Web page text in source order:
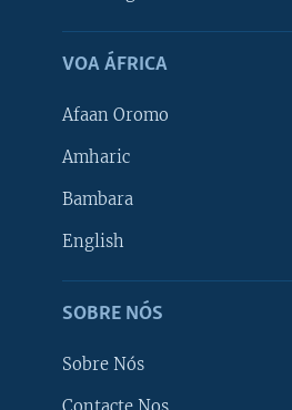
VOA ÁFRICA
Afaan Oromo
Amharic
Bambara
English
SOBRE NÓS
Sobre Nós